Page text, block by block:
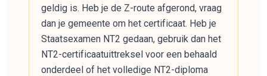
geldig is. Heb je de Z-route afgerond, vraag
dan je gemeente om het certificaat. Heb je
Staatsexamen NT2 gedaan, gebruik dan het
NT2-certificaatuittreksel voor een behaald
onderdeel of het volledige NT2-diploma